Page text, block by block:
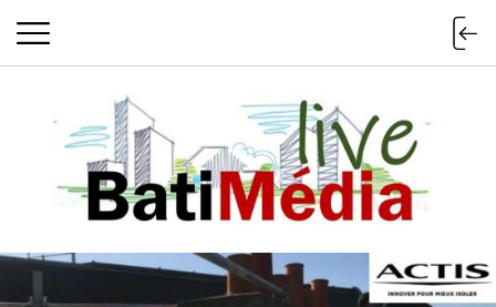
Batimedialive